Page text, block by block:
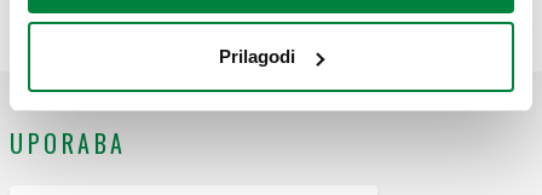
Prilagodi
UPORABA